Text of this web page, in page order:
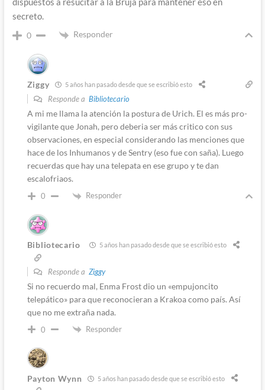
secreto.
0 Responder
Ziggy 5 años han pasado desde que se escribió esto
Responde a Bibliotecario
A mi me llama la atención la postura de Urich. El es más pro-
vigilante que Jonah, pero deberia ser más critico con sus
observaciones, en especial considerando las menciones que
hace de los Inhumanos y de Sentry (eso fue con saña). Luego
recuerdas que hay una telepata en ese grupo y te dan
escalofriaos.
0 Responder
Bibliotecario 5 años han pasado desde que se escribió esto
Responde a Ziggy
Si no recuerdo mal, Enma Frost dio un «empujoncito
telepático» para que reconocieran a Krakoa como país. Así
que no me extraña nada.
0 Responder
Payton Wynn 5 años han pasado desde que se escribió esto